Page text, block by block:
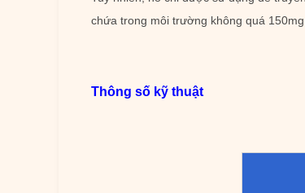
chứa trong môi trường không quá 150mg
Thông số kỹ thuật